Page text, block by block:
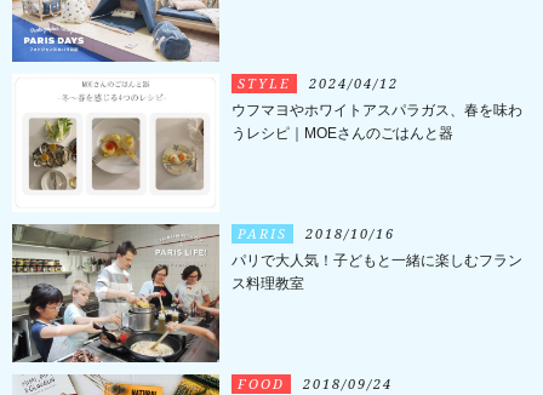
STYLE 2024/04/12
ウフマヨやホワイトアスパラガス、春を味わ
うレシピ｜MOEさんのごはんと器
PARIS 2018/10/16
パリで大人気！子どもと一緒に楽しむフラン
ス料理教室
FOOD 2018/09/24